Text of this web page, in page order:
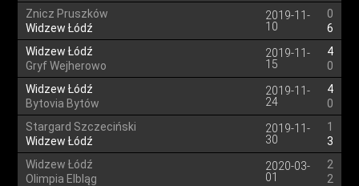
Znicz Pruszków
Widzew Łódź
2019-11-
10
0
6
Widzew Łódź
Gryf Wejherowo
2019-11-
15
4
0
Widzew Łódź
Bytovia Bytów
2019-11-
24
4
0
Stargard Szczeciński
Widzew Łódź
2019-11-
30
1
3
Widzew Łódź
Olimpia Elbląg
2020-03-
01
2
2